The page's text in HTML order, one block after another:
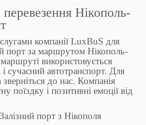
Нікополь-
компанії LuxBuS для
порт за маршрутом Нікополь-
використовується
сучасний автотранспорт. Для
до нас. Компанія
поїздку і позитивні емоції від
порт з Нікополя